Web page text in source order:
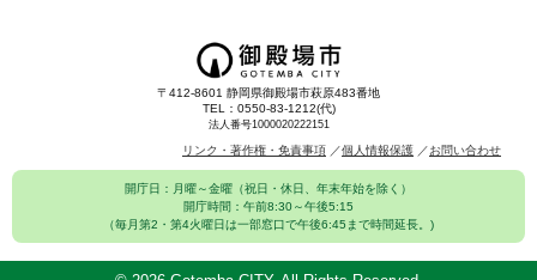
〒412-8601 静岡県御殿場市萩原483番地
TEL：0550-83-1212(代)
法人番号1000020222151
リンク・著作権・免責事項 個人情報保護 お問い合わせ
開庁日：月曜～金曜（祝日・休日、年末年始を除く）
開庁時間：午前8:30～午後5:15
（毎月第2・第4火曜日は一部窓口で午後6:45まで時間延長。)